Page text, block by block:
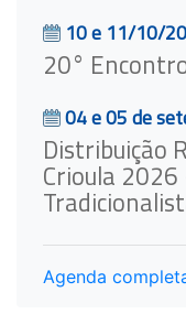
10 e 11/10/
20°
04 e 05 de
Distribuição
Crioula 2026
Agenda